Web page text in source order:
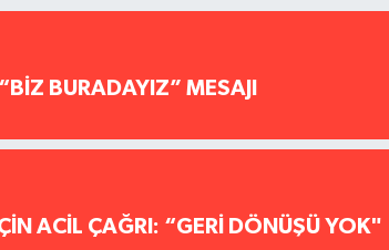
BURADAYIZ” MESAJI
ACİL ÇAĞRI: “GERİ DÖNÜŞÜ YOK"